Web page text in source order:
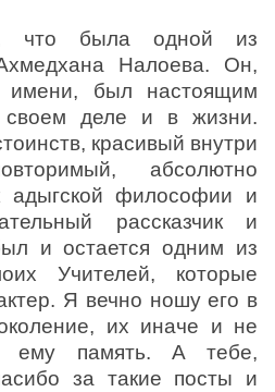
что была одной из
Налоева. Он,
имени, был настоящим
деле и в жизни.
красивый внутри
абсолютно
адыгской философии и
рассказчик и
и остается одним из
Учителей, которые
Я вечно ношу его в
их иначе и не
ему память. А тебе,
за такие посты и